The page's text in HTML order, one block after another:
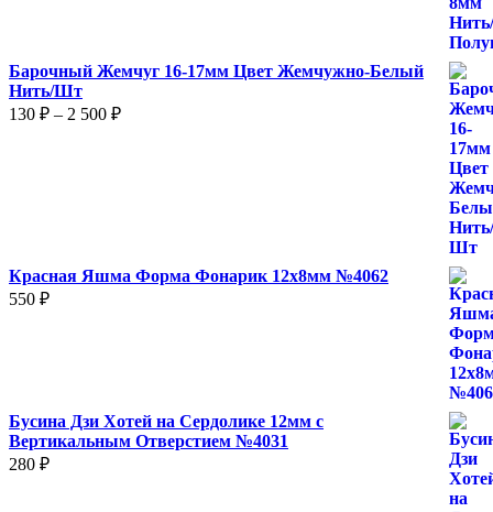
Барочный Жемчуг 16-17мм Цвет Жемчужно-Белый
Нить/Шт
130 ₽ – 2 500 ₽Диапазон
Красная Яшма Форма Фонарик 12x8мм №4062
550 ₽
Бусина Дзи Хотей на Сердолике 12мм с
Вертикальным Отверстием №4031
280 ₽